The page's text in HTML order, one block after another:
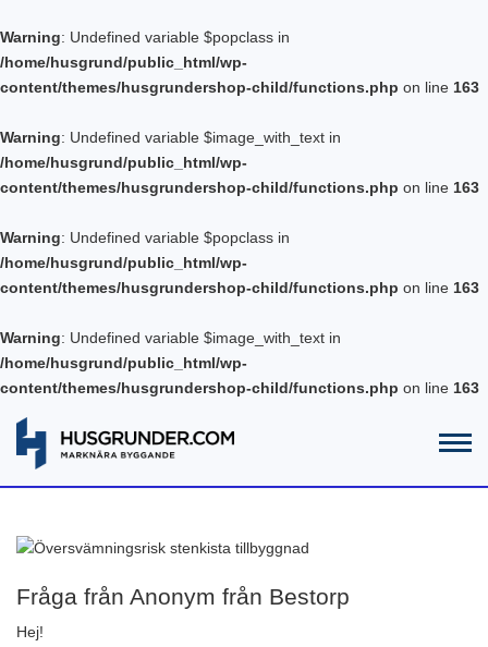
Warning: Undefined variable $popclass in
/home/husgrund/public_html/wp-
content/themes/husgrundershop-child/functions.php on line 163
Warning: Undefined variable $image_with_text in
/home/husgrund/public_html/wp-
content/themes/husgrundershop-child/functions.php on line 163
Warning: Undefined variable $popclass in
/home/husgrund/public_html/wp-
content/themes/husgrundershop-child/functions.php on line 163
Warning: Undefined variable $image_with_text in
/home/husgrund/public_html/wp-
content/themes/husgrundershop-child/functions.php on line 163
Fråga från Anonym från Bestorp
Hej!